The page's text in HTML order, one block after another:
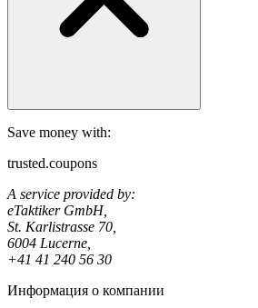
Save money with:
trusted.coupons
A service provided by:
eTaktiker GmbH,
St. Karlistrasse 70,
6004 Lucerne,
+41 41 240 56 30
Информация о компании